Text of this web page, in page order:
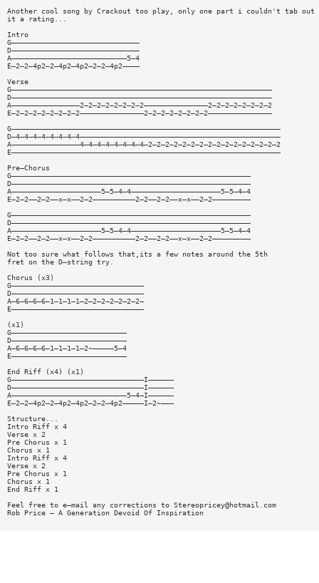
Another cool song by Crackout too play, only one part i couldn't tab out
it a rating...
Intro
G——————————————————————————————
D——————————————————————————————
A———————————————————————————5—4
E—2—2—4p2—2—4p2—4p2—2—2—4p2————
Verse
G—————————————————————————————————————————————————————————————
D—————————————————————————————————————————————————————————————
A————————————————2—2—2—2—2—2—2—2———————————————2—2—2—2—2—2—2—2
E—2—2—2—2—2—2—2—2———————————————2—2—2—2—2—2—2—2———————————————
G———————————————————————————————————————————————————————————————
D—4—4—4—4—4—4—4—4———————————————————————————————————————————————
A————————————————4—4—4—4—4—4—4—4—2—2—2—2—2—2—2—2—2—2—2—2—2—2—2—2
E———————————————————————————————————————————————————————————————
Pre—Chorus
G————————————————————————————————————————————————————————
D————————————————————————————————————————————————————————
A—————————————————————5—5—4—4—————————————————————5—5—4—4
E—2—2——2—2——x—x——2—2——————————2—2——2—2——x—x——2—2—————————
G————————————————————————————————————————————————————————
D————————————————————————————————————————————————————————
A—————————————————————5—5—4—4—————————————————————5—5—4—4
E—2—2——2—2——x—x——2—2——————————2—2——2—2——x—x——2—2—————————
Not too sure what follows that,its a few notes around the 5th
fret on the D—string try.
Chorus (x3)
G———————————————————————————————
D———————————————————————————————
A—6—6—6—6—1—1—1—1—2—2—2—2—2—2—2—
E———————————————————————————————
(x1)
G———————————————————————————
D———————————————————————————
A—6—6—6—6—1—1—1—1—2~—————5—4
E———————————————————————————
End Riff (x4) (x1)
G———————————————————————————————I——————
D———————————————————————————————I——————
A———————————————————————————5—4—I——————
E—2—2—4p2—2—4p2—4p2—2—2—4p2—————I—2~———
Structure...
Intro Riff x 4
Verse x 2
Pre Chorus x 1
Chorus x 1
Intro Riff x 4
Verse x 2
Pre Chorus x 1
Chorus x 1
End Riff x 1
Feel free to e—mail any corrections to Stereopricey@hotmail.com
Rob Price — A Generation Devoid Of Inspiration